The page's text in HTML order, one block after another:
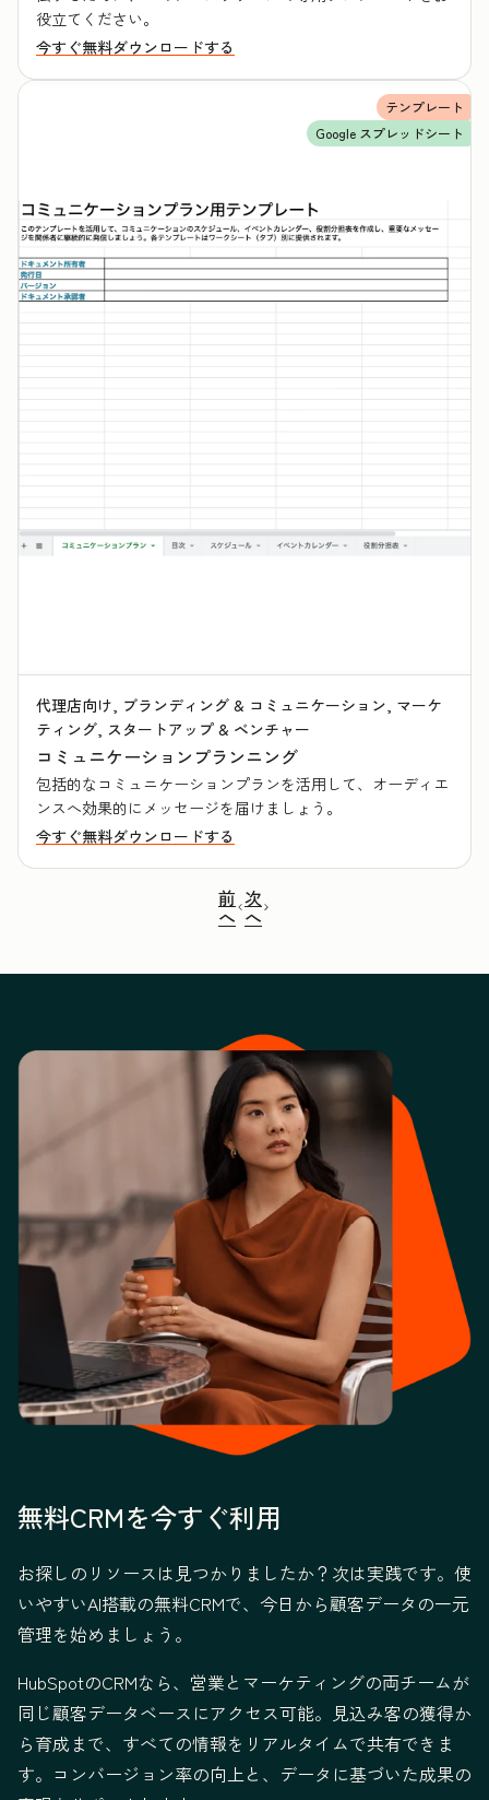
役立てください。
今すぐ無料ダウンロードする
テンプレート
Google スプレッドシート
代理店向け, ブランディング & コミュニケーション, マーケ
ティング, スタートアップ & ベンチャー
コミュニケーションプランニング
包括的なコミュニケーションプランを活用して、オーディエ
ンスへ効果的にメッセージを届けましょう。
今すぐ無料ダウンロードする
前
へ
次
へ
無料CRMを今すぐ利用
お探しのリソースは見つかりましたか？次は実践です。使
いやすいAI搭載の無料CRMで、今日から顧客データの一元
管理を始めましょう。
HubSpotのCRMなら、営業とマーケティングの両チームが
同じ顧客データベースにアクセス可能。見込み客の獲得か
ら育成まで、すべての情報をリアルタイムで共有できま
す。コンバージョン率の向上と、データに基づいた成果の